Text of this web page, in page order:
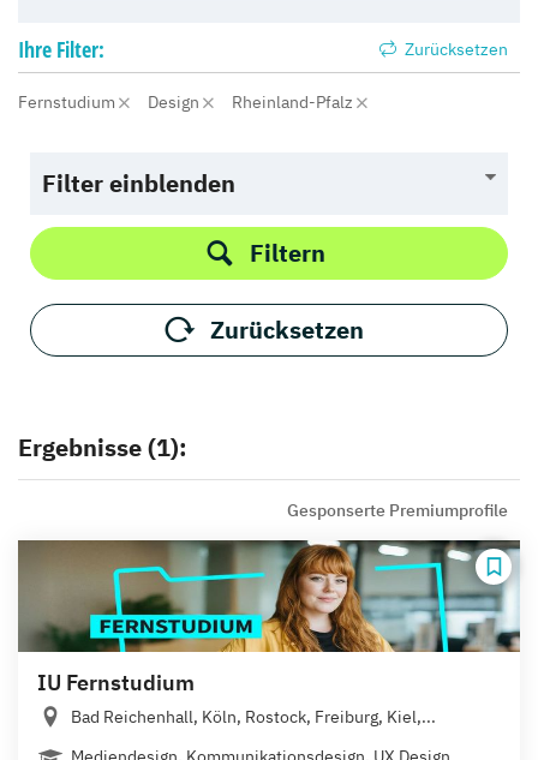
Ihre Filter: Zurücksetzen
Fernstudium Design Rheinland-Pfalz
Filter einblenden
Filtern
Zurücksetzen
Ergebnisse (1):
Gesponserte Premiumprofile
IU Fernstudium
Bad Reichenhall, Köln, Rostock, Freiburg, Kiel,...